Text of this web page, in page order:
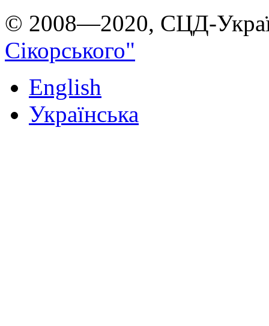
© 2008—2020, СЦД-
Сікорського"
English
Українська